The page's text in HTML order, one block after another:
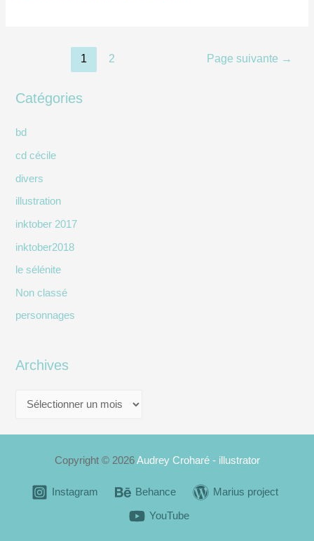
articles
1 2 Page suivante →
Catégories
bd
cd cécile
divers
illustration
inktober 2017
inktober2018
le sélénite
Non classé
personnages
Archives
Copyright © 2026Audrey Croharé - illustrator
Instagram Behance Marius project
YouTube